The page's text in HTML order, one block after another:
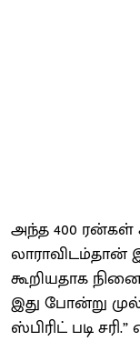
அந்த 400
கூறியதாக
இது போன்று
ஸ்பிரிட் படி